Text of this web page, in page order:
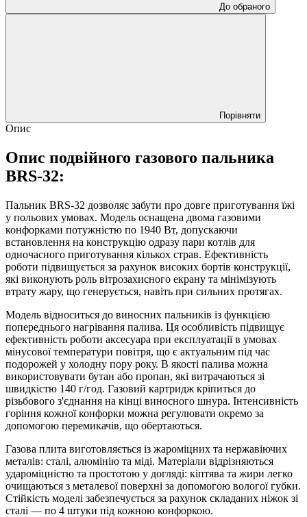
До обраного
Порівняти
Опис
Опис подвійного газового пальника
BRS-32:
Пальник BRS-32 дозволяє забути про довге приготування їжі
у польових умовах. Модель оснащена двома газовими
конфорками потужністю по 1940 Вт, допускаючи
встановлення на конструкцію одразу пари котлів для
одночасного приготування кількох страв. Ефективність
роботи підвищується за рахунок високих бортів конструкції,
які виконують роль вітрозахисного екрану та мінімізують
втрату жару, що генерується, навіть при сильних протягах.
Модель відноситься до виносних пальників із функцією
попереднього нагрівання палива. Ця особливість підвищує
ефективність роботи аксесуара при експлуатації в умовах
мінусової температури повітря, що є актуальним під час
подорожей у холодну пору року. В якості палива можна
використовувати бутан або пропан, які витрачаються зі
швидкістю 140 г/год. Газовий картридж кріпиться до
різьбового з'єднання на кінці виносного шнура. Інтенсивність
горіння кожної конфорки можна регулювати окремо за
допомогою перемикачів, що обертаються.
Газова плита виготовляється із жароміцних та нержавіючих
металів: сталі, алюмінію та міді. Матеріали відрізняються
удароміцністю та простотою у догляді: кіптява та жири легко
очищаються з металевої поверхні за допомогою вологої губки.
Стійкість моделі забезпечується за рахунок складаних ніжок зі
сталі — по 4 штуки під кожною конфоркою.